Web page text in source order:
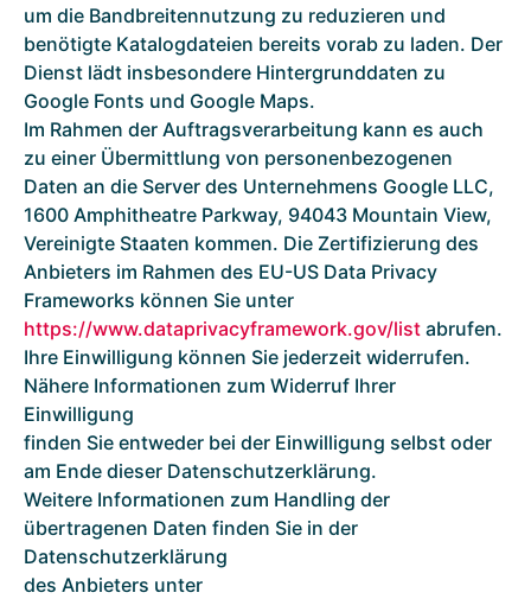
um die Bandbreitennutzung zu reduzieren und
benötigte Katalogdateien bereits vorab zu laden. Der
Dienst lädt insbesondere Hintergrunddaten zu
Google Fonts und Google Maps.
Im Rahmen der Auftragsverarbeitung kann es auch
zu einer Übermittlung von personenbezogenen
Daten an die Server des Unternehmens Google LLC,
1600 Amphitheatre Parkway, 94043 Mountain View,
Vereinigte Staaten kommen. Die Zertifizierung des
Anbieters im Rahmen des EU-US Data Privacy
Frameworks können Sie unter
https://www.dataprivacyframework.gov/list abrufen.
Ihre Einwilligung können Sie jederzeit widerrufen.
Nähere Informationen zum Widerruf Ihrer
Einwilligung
finden Sie entweder bei der Einwilligung selbst oder
am Ende dieser Datenschutzerklärung.
Weitere Informationen zum Handling der
übertragenen Daten finden Sie in der
Datenschutzerklärung
des Anbieters unter